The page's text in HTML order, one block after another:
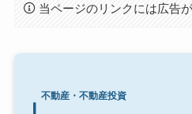
当ページのリンクには広告